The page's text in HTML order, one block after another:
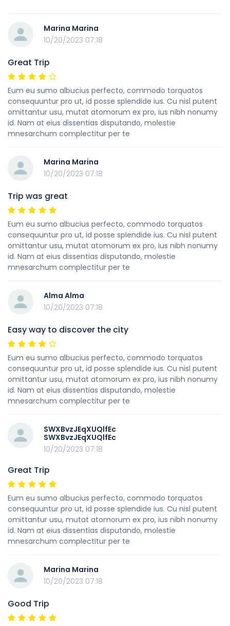
Marina Marina
10/20/2023 07:18
Great Trip
Eum eu sumo albucius perfecto, commodo torquatos
consequuntur pro ut, id posse splendide ius. Cu nisl putent
omittantur usu, mutat atomorum ex pro, ius nibh nonumy
id. Nam at eius dissentias disputando, molestie
mnesarchum complectitur per te
Marina Marina
10/20/2023 07:18
Trip was great
Eum eu sumo albucius perfecto, commodo torquatos
consequuntur pro ut, id posse splendide ius. Cu nisl putent
omittantur usu, mutat atomorum ex pro, ius nibh nonumy
id. Nam at eius dissentias disputando, molestie
mnesarchum complectitur per te
Alma Alma
10/20/2023 07:18
Easy way to discover the city
Eum eu sumo albucius perfecto, commodo torquatos
consequuntur pro ut, id posse splendide ius. Cu nisl putent
omittantur usu, mutat atomorum ex pro, ius nibh nonumy
id. Nam at eius dissentias disputando, molestie
mnesarchum complectitur per te
SWXBvzJEqXUQlfEc
SWXBvzJEqXUQlfEc
10/20/2023 07:18
Great Trip
Eum eu sumo albucius perfecto, commodo torquatos
consequuntur pro ut, id posse splendide ius. Cu nisl putent
omittantur usu, mutat atomorum ex pro, ius nibh nonumy
id. Nam at eius dissentias disputando, molestie
mnesarchum complectitur per te
Marina Marina
10/20/2023 07:18
Good Trip